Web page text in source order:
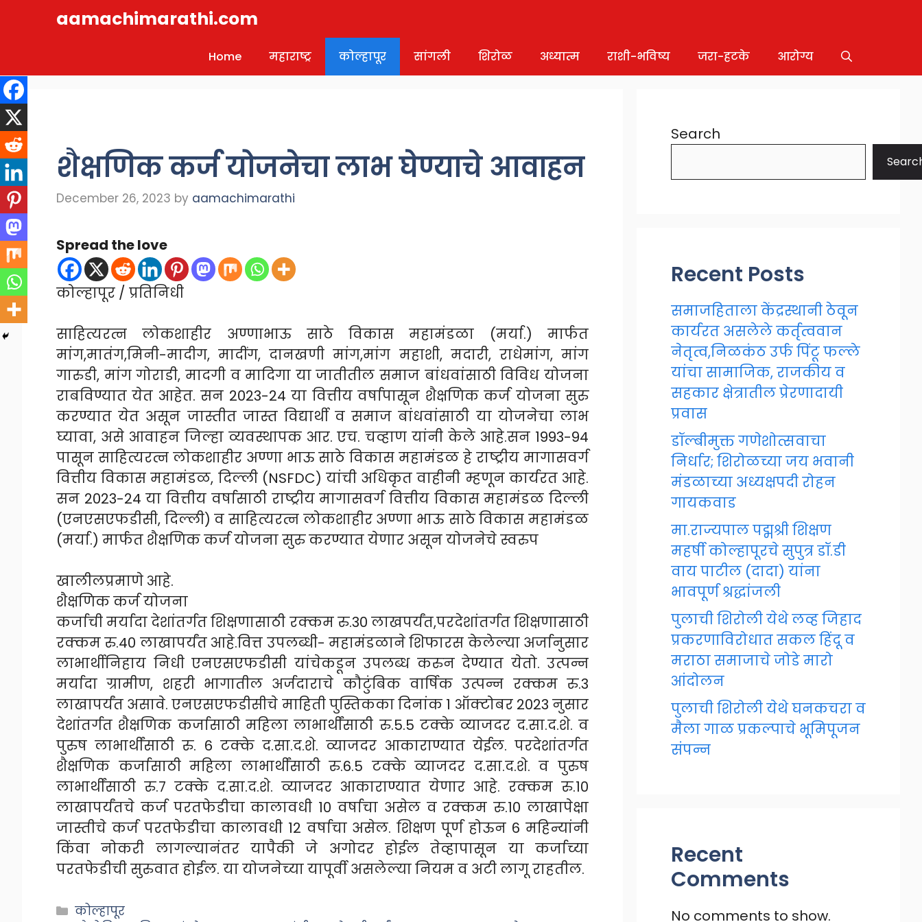
aamachimarathi.com
Home महाराष्ट्र कोल्हापूर सांगली शिरोळ अध्यात्म राशी-भविष्य जरा-हटके आरोग्य
शैक्षणिक कर्ज योजनेचा लाभ घेण्याचे आवाहन
December 26, 2023 by aamachimarathi
Spread the love
कोल्हापूर / प्रतिनिधी
साहित्यरत्न लोकशाहीर अण्णाभाऊ साठे विकास महामंडळा (मर्या.) मार्फत
मांग,मातंग,मिनी-मादीग, मादींग, दानखणी मांग,मांग महाशी, मदारी, राधेमांग, मांग
गारुडी, मांग गोराडी, मादगी व मादिगा या जातीतील समाज बांधवांसाठी विविध योजना
राबविण्यात येत आहेत. सन 2023-24 या वित्तीय वर्षापासून शैक्षणिक कर्ज योजना सुरु
करण्यात येत असून जास्तीत जास्त विद्यार्थी व समाज बांधवांसाठी या योजनेचा लाभ
घ्यावा, असे आवाहन जिल्हा व्यवस्थापक आर. एच. चव्हाण यांनी केले आहे.सन 1993-94
पासून साहित्यरत्न लोकशाहीर अण्णा भाऊ साठे विकास महामंडळ हे राष्ट्रीय मागासवर्ग
वित्तीय विकास महामंडळ, दिल्ली (NSFDC) यांची अधिकृत वाहीनी म्हणून कार्यरत आहे.
सन 2023-24 या वित्तीय वर्षासाठी राष्ट्रीय मागासवर्ग वित्तीय विकास महामंडळ दिल्ली
(एनएसएफडीसी, दिल्ली) व साहित्यरत्न लोकशाहीर अण्णा भाऊ साठे विकास महामंडळ
(मर्या.) मार्फत शैक्षणिक कर्ज योजना सुरु करण्यात येणार असून योजनेचे स्वरुप
खालीलप्रमाणे आहे.
शैक्षणिक कर्ज योजना
कर्जाची मर्यादा देशांतर्गत शिक्षणासाठी रक्कम रु.30 लाखपर्यंत,परदेशांतर्गत शिक्षणासाठी
रक्कम रु.40 लाखापर्यंत आहे.वित्त उपलब्धी- महामंडळाने शिफारस केलेल्या अर्जानुसार
लाभार्थीनिहाय निधी एनएसएफडीसी यांचेकडून उपलब्ध करुन देण्यात येतो. उत्पन्न
मर्यादा ग्रामीण, शहरी भागातील अर्जदाराचे कौटुंबिक वार्षिक उत्पन्न रक्कम रु.3
लाखापर्यंत असावे. एनएसएफडीसीचे माहिती पुस्तिकका दिनांक 1 ऑक्टोबर 2023 नुसार
देशांतर्गत शैक्षणिक कर्जासाठी महिला लाभार्थींसाठी रु.5.5 टक्के व्याजदर द.सा.द.शे. व
पुरुष लाभार्थींसाठी रु. 6 टक्के द.सा.द.शे. व्याजदर आकाराण्यात येईल. परदेशांतर्गत
शैक्षणिक कर्जासाठी महिला लाभार्थींसाठी रु.6.5 टक्के व्याजदर द.सा.द.शे. व पुरुष
लाभार्थींसाठी रु.7 टक्के द.सा.द.शे. व्याजदर आकाराण्यात येणार आहे. रक्कम रु.10
लाखापर्यंतचे कर्ज परतफेडीचा कालावधी 10 वर्षाचा असेल व रक्कम रु.10 लाखापेक्षा
जास्तीचे कर्ज परतफेडीचा कालावधी 12 वर्षाचा असेल. शिक्षण पूर्ण होऊन 6 महिन्यांनी
किंवा नोकरी लागल्यानंतर यापैकी जे अगोदर होईल तेव्हापासून या कर्जाच्या
परतफेडीची सुरुवात होईल. या योजनेच्या यापूर्वी असलेल्या नियम व अटी लागू राहतील.
Categories
कोल्हापूर
Search
Recent Posts
समाजहिताला केंद्रस्थानी ठेवून
कार्यरत असलेले कर्तृत्ववान
नेतृत्व,निळकंठ उर्फ पिंटू फल्ले
यांचा सामाजिक, राजकीय व
सहकार क्षेत्रातील प्रेरणादायी
प्रवास
डॉल्बीमुक्त गणेशोत्सवाचा
निर्धार; शिरोळच्या जय भवानी
मंडळाच्या अध्यक्षपदी रोहन
गायकवाड
मा.राज्यपाल पद्मश्री शिक्षण
महर्षी कोल्हापूरचे सुपुत्र डॉ.डी
वाय पाटील (दादा) यांना
भावपूर्ण श्रद्धांजली
पुलाची शिरोली येथे लव्ह जिहाद
प्रकरणाविरोधात सकल हिंदू व
मराठा समाजाचे जोडे मारो
आंदोलन
पुलाची शिरोली येथे घनकचरा व
मैला गाळ प्रकल्पाचे भूमिपूजन
संपन्न
Recent
Comments
No comments to show.